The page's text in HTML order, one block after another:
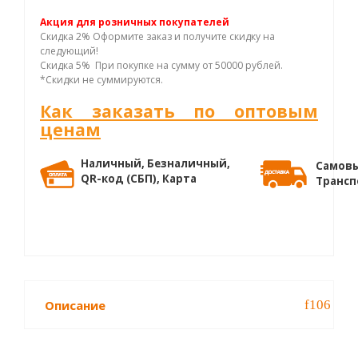
Акция для розничных покупателей
Скидка 2% Оформите заказ и получите скидку на
следующий!
Скидка 5% При покупке на сумму от 50000 рублей.
*Скидки не суммируются.
Как заказать по оптовым
ценам
Наличный, Безналичный,
QR-код (СБП), Карта
Описание